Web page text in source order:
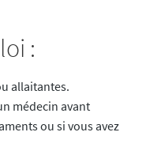
:
allaitantes.
médecin avant
ou si vous avez